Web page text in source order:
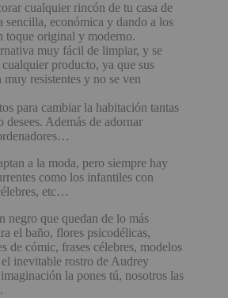
cualquier rincón de tu casa de
sencilla, económica y dando a los
toque original y moderno.
muy fácil de limpiar, y se
cualquier producto, ya que sus
muy resistentes y no se ven
para cambiar la habitación tantas
desees. Además de adornar
a la moda, pero siempre hay
como los infantiles con
etc…
negro que quedan de lo más
el baño, flores psicodélicas,
de cómic, frases célebres, modelos
inevitable rostro de Audrey
la pones tú, nosotros las